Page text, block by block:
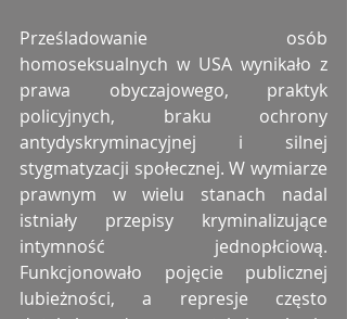
Prześladowanie osób
homoseksualnych w USA wynikało z
prawa obyczajowego, praktyk
policyjnych, braku ochrony
antydyskryminacyjnej i silnej
stygmatyzacji społecznej. W wymiarze
prawnym w wielu stanach nadal
istniały przepisy kryminalizujące
intymność jednopłciową.
Funkcjonowało pojęcie publicznej
lubieżności, a represje często